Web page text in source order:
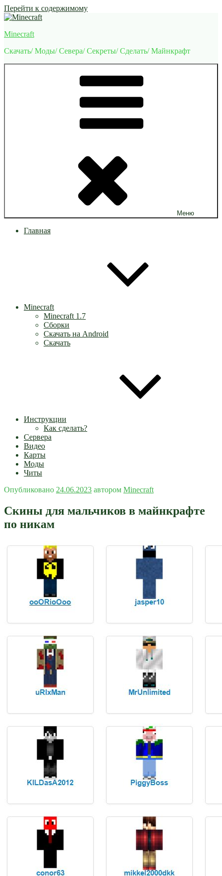
Перейти к содержимому
Minecraft
Скачать/ Моды/ Севера/ Секреты/ Сделать/ Майнкрафт
Меню
Главная
Minecraft
Minecraft 1.7
Сборки
Скачать на Android
Скачать
Инструкции
Как сделать?
Сервера
Видео
Карты
Моды
Читы
Опубликовано 24.06.2023 автором Minecraft
Скины для мальчиков в майнкрафте
по никам